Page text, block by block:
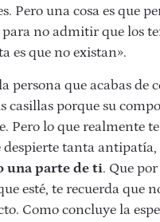
Pero una cosa es que
para no admitir que los
es que no existan».
persona que acabas de
casillas porque su
Pero lo que realmente
despierte tanta antipatía,
una parte de ti. Que
esté, te recuerda que
Como concluye la